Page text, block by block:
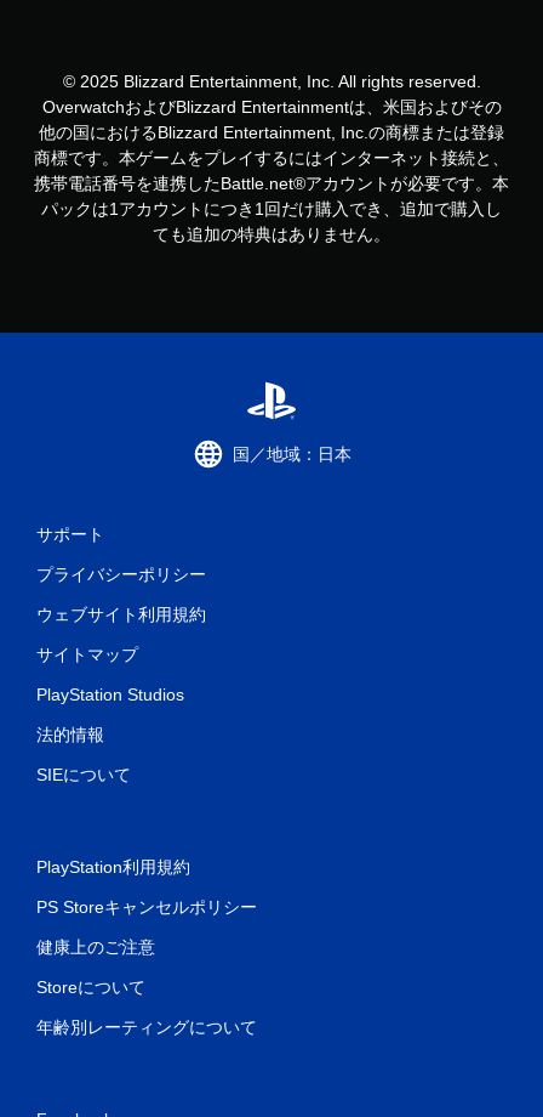
© 2025 Blizzard Entertainment, Inc. All rights reserved.
OverwatchおよびBlizzard Entertainmentは、米国およびその
他の国におけるBlizzard Entertainment, Inc.の商標または登録
商標です。本ゲームをプレイするにはインターネット接続と、
携帯電話番号を連携したBattle.net®アカウントが必要です。本
パックは1アカウントにつき1回だけ購入でき、追加で購入し
ても追加の特典はありません。
国／地域：日本
サポート
プライバシーポリシー
ウェブサイト利用規約
サイトマップ
PlayStation Studios
法的情報
SIEについて
PlayStation利用規約
PS Storeキャンセルポリシー
健康上のご注意
Storeについて
年齢別レーティングについて